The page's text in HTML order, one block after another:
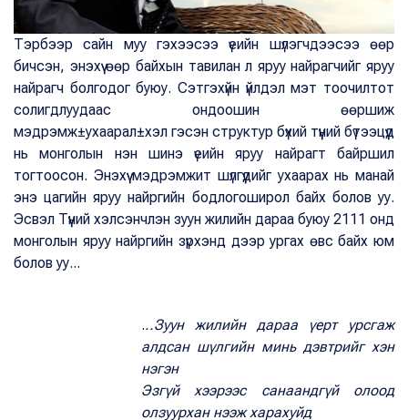
Тэрбээр сайн муу гэхээсээ үеийн шүлэгчдээсээ өөр
бичсэн, энэхүү өөр байхын тавилан л яруу найрагчийг яруу
найрагч болгодог буюу. Сэтгэхүйн үйлдэл мэт тоочилтот
солигдлуудаас ондоошин өөршиж
мэдрэмж±ухаарал±хэл гэсэн структур бүхий түүний бүтээцүүд
нь монголын нэн шинэ үеийн яруу найрагт байршил
тогтоосон. Энэхүү мэдрэмжит шүлгүүдийг ухаарах нь манай
энэ цагийн яруу найргийн бодлогоширол байх болов уу.
Эсвэл Түүний хэлсэнчлэн зуун жилийн дараа буюу 2111 онд
монголын яруу найргийн зүрхэнд дээр ургах өвс байх юм
болов уу...
...Зуун жилийн дараа үерт урсгаж
алдсан шүлгийн минь дэвтрийг хэн
нэгэн
Эзгүй хээрээс санаандгүй олоод
олзуурхан нээж харахуйд